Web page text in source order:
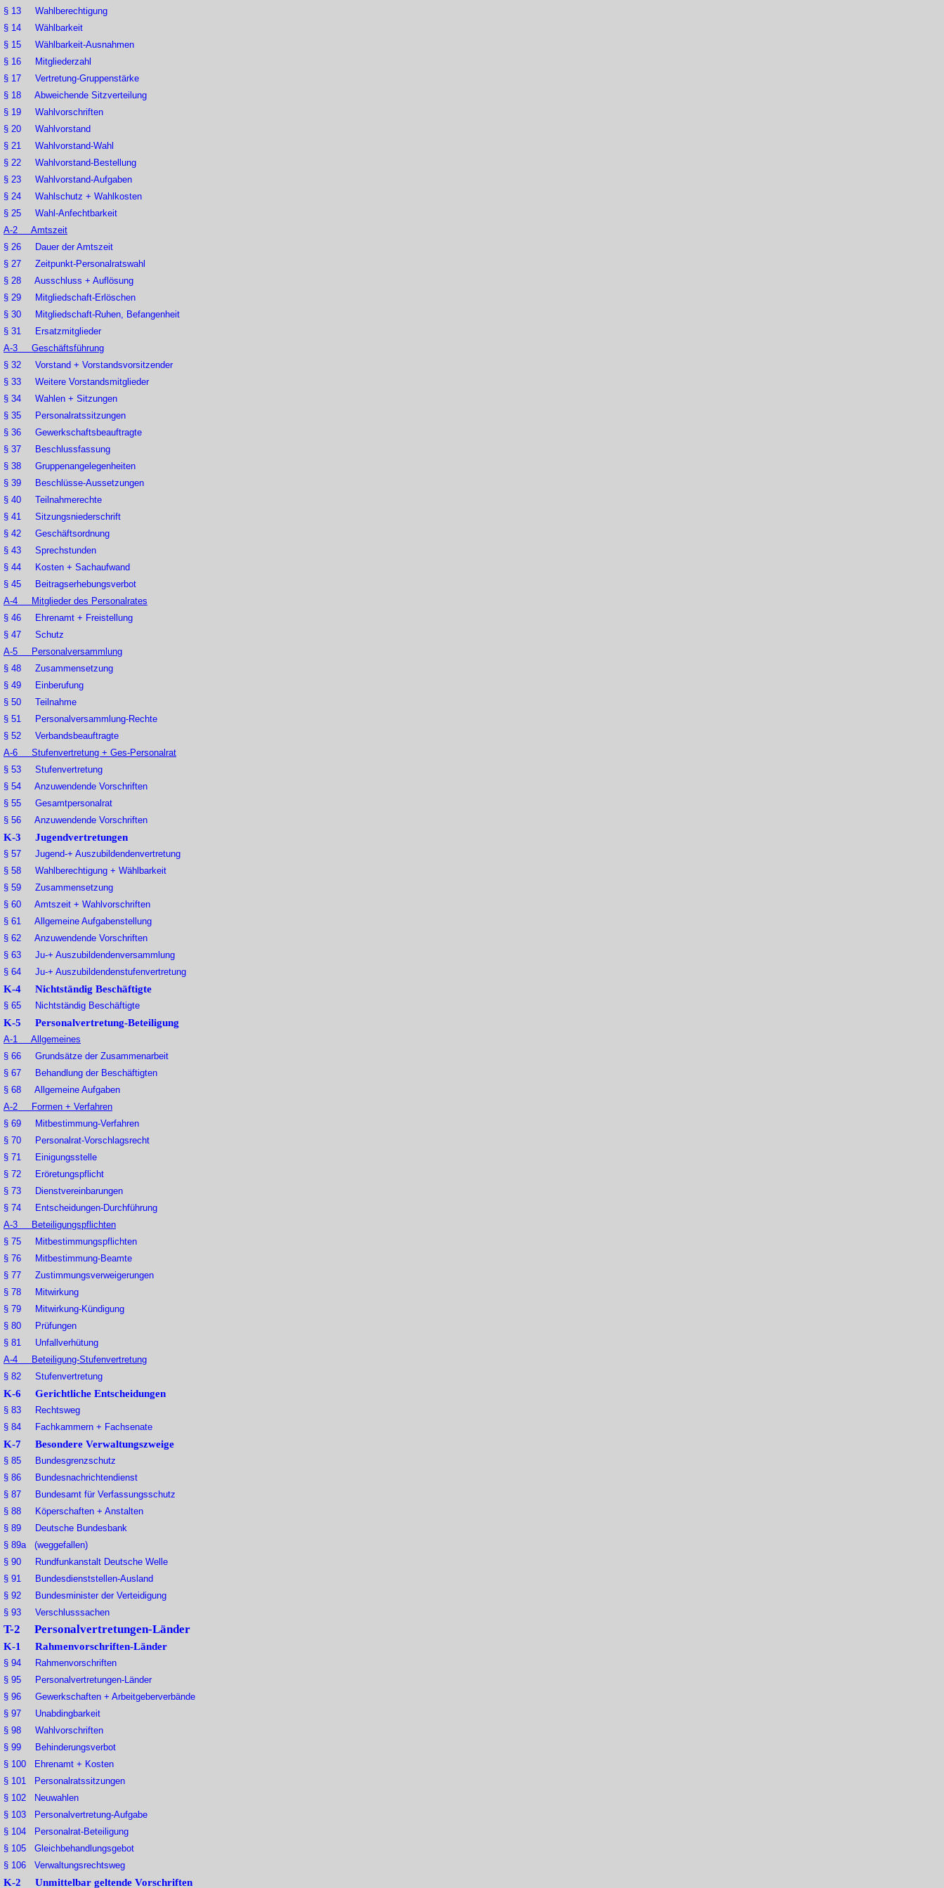
§ 13 Wahlberechtigung
§ 14 Wählbarkeit
§ 15 Wählbarkeit-Ausnahmen
§ 16 Mitgliederzahl
§ 17 Vertretung-Gruppenstärke
§ 18 Abweichende Sitzverteilung
§ 19 Wahlvorschriften
§ 20 Wahlvorstand
§ 21 Wahlvorstand-Wahl
§ 22 Wahlvorstand-Bestellung
§ 23 Wahlvorstand-Aufgaben
§ 24 Wahlschutz + Wahlkosten
§ 25 Wahl-Anfechtbarkeit
A-2 Amtszeit
§ 26 Dauer der Amtszeit
§ 27 Zeitpunkt-Personalratswahl
§ 28 Ausschluss + Auflösung
§ 29 Mitgliedschaft-Erlöschen
§ 30 Mitgliedschaft-Ruhen, Befangenheit
§ 31 Ersatzmitglieder
A-3 Geschäftsführung
§ 32 Vorstand + Vorstandsvorsitzender
§ 33 Weitere Vorstandsmitglieder
§ 34 Wahlen + Sitzungen
§ 35 Personalratssitzungen
§ 36 Gewerkschaftsbeauftragte
§ 37 Beschlussfassung
§ 38 Gruppenangelegenheiten
§ 39 Beschlüsse-Aussetzungen
§ 40 Teilnahmerechte
§ 41 Sitzungsniederschrift
§ 42 Geschäftsordnung
§ 43 Sprechstunden
§ 44 Kosten + Sachaufwand
§ 45 Beitragserhebungsverbot
A-4 Mitglieder des Personalrates
§ 46 Ehrenamt + Freistellung
§ 47 Schutz
A-5 Personalversammlung
§ 48 Zusammensetzung
§ 49 Einberufung
§ 50 Teilnahme
§ 51 Personalversammlung-Rechte
§ 52 Verbandsbeauftragte
A-6 Stufenvertretung + Ges-Personalrat
§ 53 Stufenvertretung
§ 54 Anzuwendende Vorschriften
§ 55 Gesamtpersonalrat
§ 56 Anzuwendende Vorschriften
K-3 Jugendvertretungen
§ 57 Jugend-+ Auszubildendenvertretung
§ 58 Wahlberechtigung + Wählbarkeit
§ 59 Zusammensetzung
§ 60 Amtszeit + Wahlvorschriften
§ 61 Allgemeine Aufgabenstellung
§ 62 Anzuwendende Vorschriften
§ 63 Ju-+ Auszubildendenversammlung
§ 64 Ju-+ Auszubildendenstufenvertretung
K-4 Nichtständig Beschäftigte
§ 65 Nichtständig Beschäftigte
K-5 Personalvertretung-Beteiligung
A-1 Allgemeines
§ 66 Grundsätze der Zusammenarbeit
§ 67 Behandlung der Beschäftigten
§ 68 Allgemeine Aufgaben
A-2 Formen + Verfahren
§ 69 Mitbestimmung-Verfahren
§ 70 Personalrat-Vorschlagsrecht
§ 71 Einigungsstelle
§ 72 Eröretungspflicht
§ 73 Dienstvereinbarungen
§ 74 Entscheidungen-Durchführung
A-3 Beteiligungspflichten
§ 75 Mitbestimmungspflichten
§ 76 Mitbestimmung-Beamte
§ 77 Zustimmungsverweigerungen
§ 78 Mitwirkung
§ 79 Mitwirkung-Kündigung
§ 80 Prüfungen
§ 81 Unfallverhütung
A-4 Beteiligung-Stufenvertretung
§ 82 Stufenvertretung
K-6 Gerichtliche Entscheidungen
§ 83 Rechtsweg
§ 84 Fachkammern + Fachsenate
K-7 Besondere Verwaltungszweige
§ 85 Bundesgrenzschutz
§ 86 Bundesnachrichtendienst
§ 87 Bundesamt für Verfassungsschutz
§ 88 Köperschaften + Anstalten
§ 89 Deutsche Bundesbank
§ 89a (weggefallen)
§ 90 Rundfunkanstalt Deutsche Welle
§ 91 Bundesdienststellen-Ausland
§ 92 Bundesminister der Verteidigung
§ 93 Verschlusssachen
T-2 Personalvertretungen-Länder
K-1 Rahmenvorschriften-Länder
§ 94 Rahmenvorschriften
§ 95 Personalvertretungen-Länder
§ 96 Gewerkschaften + Arbeitgeberverbände
§ 97 Unabdingbarkeit
§ 98 Wahlvorschriften
§ 99 Behinderungsverbot
§ 100 Ehrenamt + Kosten
§ 101 Personalratssitzungen
§ 102 Neuwahlen
§ 103 Personalvertretung-Aufgabe
§ 104 Personalrat-Beteiligung
§ 105 Gleichbehandlungsgebot
§ 106 Verwaltungsrechtsweg
K-2 Unmittelbar geltende Vorschriften